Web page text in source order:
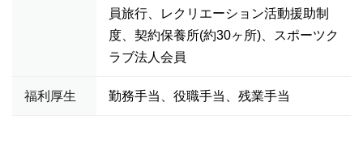
員旅行、レクリエーション活動援助制
度、契約保養所(約30ヶ所)、スポーツク
ラブ法人会員
福利厚生 勤務手当、役職手当、残業手当